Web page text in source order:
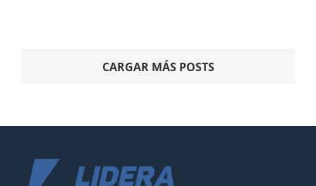
CARGAR MÁS POSTS